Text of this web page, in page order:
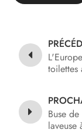
toilettes
Buse
laveuse